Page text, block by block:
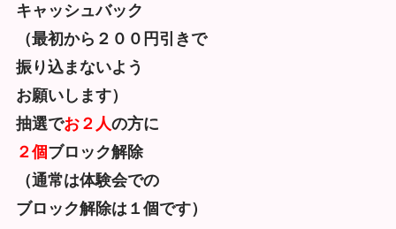
キャッシュバック
（最初から２００円引きで
振り込まないよう
お願いします）
抽選でお２人の方に
２個 ブロック解除
（通常は体験会での
ブロック解除は１個です）